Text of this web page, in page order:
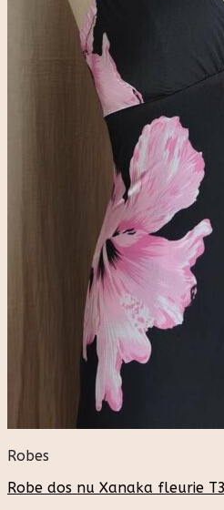
Robes
Robe dos nu Xanaka fleurie